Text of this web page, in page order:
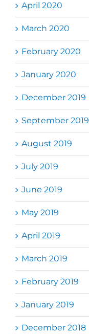
April 2020
March 2020
February 2020
January 2020
December 2019
September 2019
August 2019
July 2019
June 2019
May 2019
April 2019
March 2019
February 2019
January 2019
December 2018